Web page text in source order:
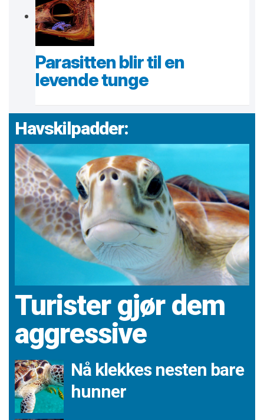
Parasitten blir til en
levende tunge
Havskilpadder:
Turister gjør dem
aggressive
Nå klekkes nesten bare
hunner